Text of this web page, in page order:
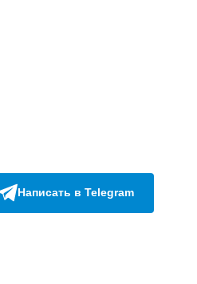
Написать в Telegram